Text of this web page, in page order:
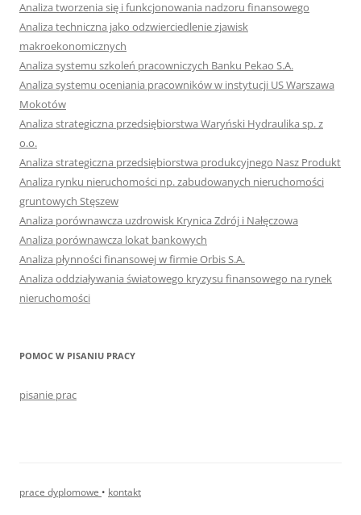
Analiza tworzenia się i funkcjonowania nadzoru finansowego
Analiza techniczna jako odzwierciedlenie zjawisk
makroekonomicznych
Analiza systemu szkoleń pracowniczych Banku Pekao S.A.
Analiza systemu oceniania pracowników w instytucji US Warszawa
Mokotów
Analiza strategiczna przedsiębiorstwa Waryński Hydraulika sp. z
o.o.
Analiza strategiczna przedsiębiorstwa produkcyjnego Nasz Produkt
Analiza rynku nieruchomości np. zabudowanych nieruchomości
gruntowych Stęszew
Analiza porównawcza uzdrowisk Krynica Zdrój i Nałęczowa
Analiza porównawcza lokat bankowych
Analiza płynności finansowej w firmie Orbis S.A.
Analiza oddziaływania światowego kryzysu finansowego na rynek
nieruchomości
POMOC W PISANIU PRACY
pisanie prac
prace dyplomowe • kontakt